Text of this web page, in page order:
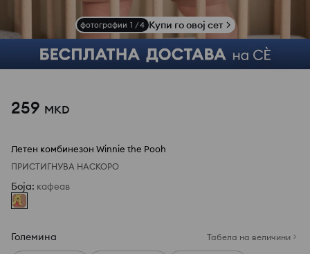
фотографии 1 /4 Купи го овој сет
259 MKD
Летен комбинезон Winnie the Pooh
ПРИСТИГНУВА НАСКОРО
Боја: кафеав
Големина Табела на величини